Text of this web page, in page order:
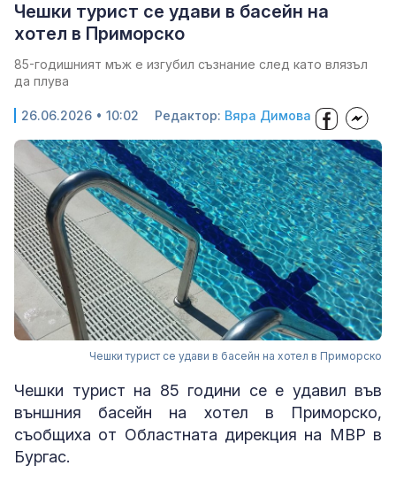
Чешки турист се удави в басейн на
хотел в Приморско
85-годишният мъж е изгубил съзнание след като влязъл
да плува
26.06.2026 • 10:02 Редактор: Вяра Димова
Чешки турист се удави в басейн на хотел в Приморско
Чешки турист на 85 години се е удавил във
външния басейн на хотел в Приморско,
съобщиха от Областната дирекция на МВР в
Бургас.